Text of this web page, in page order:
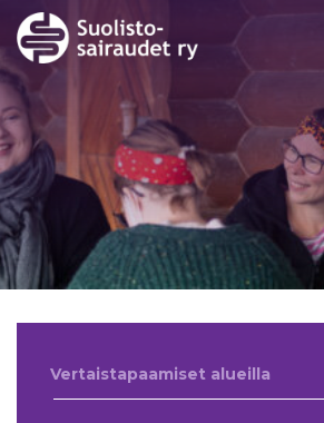
Vertaistapaamiset alueilla